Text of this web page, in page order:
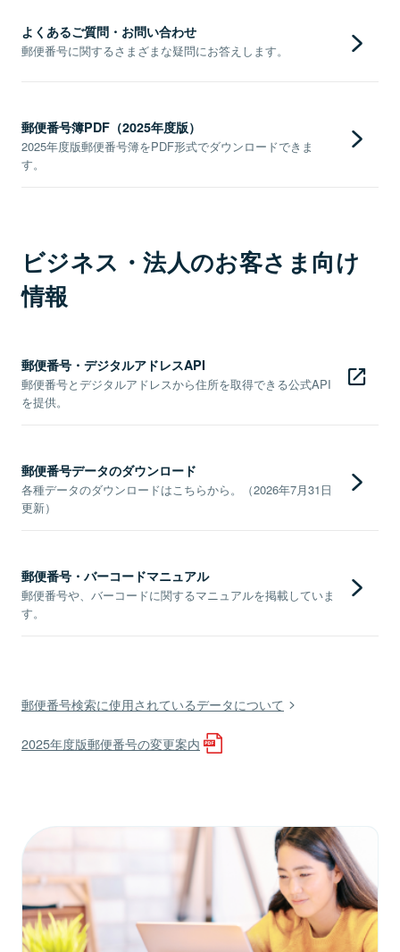
よくあるご質問・お問い合わせ
郵便番号に関するさまざまな疑問にお答えします。
郵便番号簿PDF（2025年度版）
2025年度版郵便番号簿をPDF形式でダウンロードできま
す。
ビジネス・法人のお客さま向け
情報
郵便番号・デジタルアドレスAPI
郵便番号とデジタルアドレスから住所を取得できる公式API
を提供。
郵便番号データのダウンロード
各種データのダウンロードはこちらから。（2026年7月31日
更新）
郵便番号・バーコードマニュアル
郵便番号や、バーコードに関するマニュアルを掲載していま
す。
郵便番号検索に使用されているデータについて
2025年度版郵便番号の変更案内